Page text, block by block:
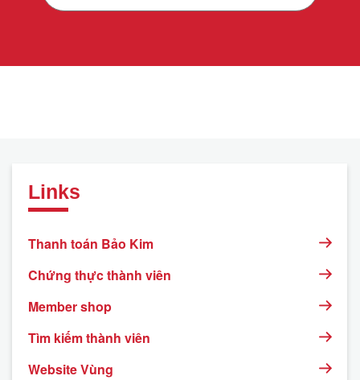
Links
Thanh toán Bảo Kim
Chứng thực thành viên
Member shop
Tìm kiếm thành viên
Website Vùng